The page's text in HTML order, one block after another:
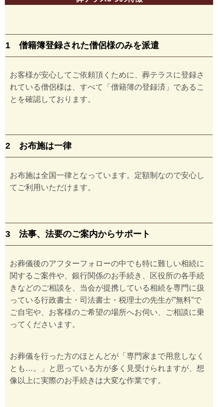
1 僧籍簿登録された僧侶様のみを派遣
お客様が安心してご依頼頂くために、葬テラスに登録さ
れている僧侶様は、すべて「僧籍簿の登録済」であるこ
とを確認しております。
2 お布施は一律
お布施は全国一律となっています。定額制なので安心し
てご利用いただけます。
3 法事、法要のご案内からサポート
お葬儀後のアフターフォローの中でも特に難しい相続に
関するご案件や、銀行関係のお手続き、区役所の各手続
きなどのご相談を、当会が提携している相続を専門に扱
っている行政書士・司法書士・税理士の先生が”無料”で
ご自宅や、お客様のご希望の場所へお伺い、ご相談に乗
ってくださいます。
お葬儀を行った方のほとんどが「専門家まで用意しなく
とも…。」と思っている方が多く見受けられますが、想
像以上に実際のお手続きは大変な作業です。